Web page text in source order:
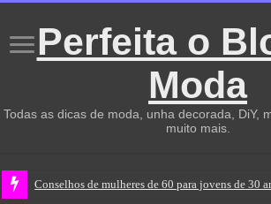
Perfeita o
Moda
Todas as dicas de moda, unha decorada, DiY,
muito mais.
Conselhos de mulheres de 60 para jovens de 30